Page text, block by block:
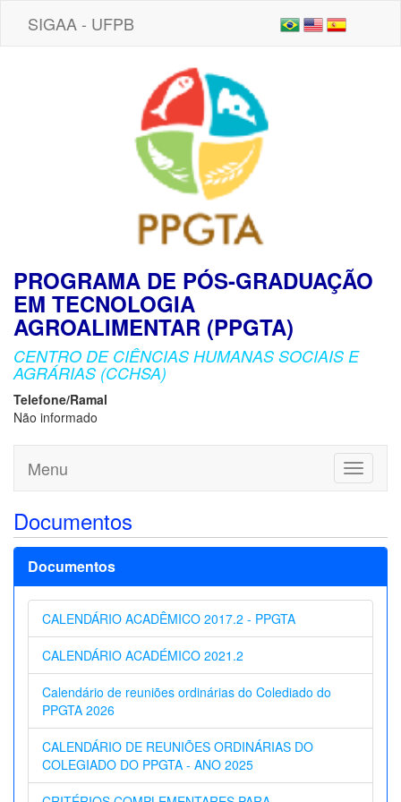
SIGAA - UFPB
PROGRAMA DE PÓS-GRADUAÇÃO
EM TECNOLOGIA
AGROALIMENTAR (PPGTA)
CENTRO DE CIÊNCIAS HUMANAS SOCIAIS E
AGRÁRIAS (CCHSA)
Telefone/Ramal
Não informado
Toggle
Menu
Documentos
Documentos
CALENDÁRIO ACADÊMICO 2017.2 - PPGTA
CALENDÁRIO ACADÉMICO 2021.2
Calendário de reuniões ordinárias do Colediado do
PPGTA 2026
CALENDÁRIO DE REUNIÕES ORDINÁRIAS DO
COLEGIADO DO PPGTA - ANO 2025